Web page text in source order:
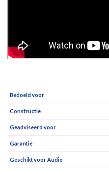
Bedoeld voor
Constructie
Geadviseerd voor
Garantie
Geschikt voor Audio